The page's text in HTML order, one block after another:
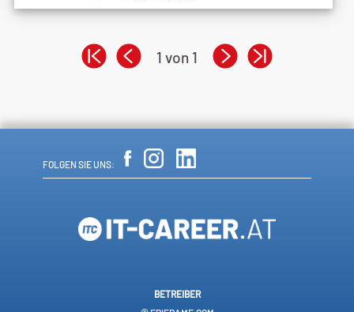
1 von 1
FOLGEN SIE UNS:
BETREIBER